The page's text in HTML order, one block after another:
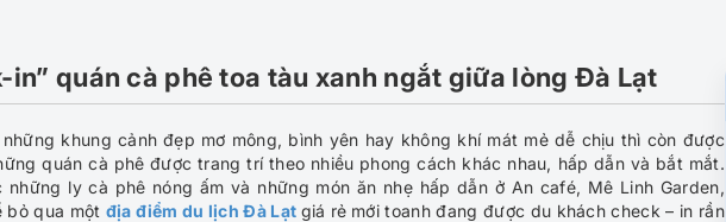
quán cà phê toa tàu xanh ngắt giữa lòng Đà Lạt
khung cảnh đẹp mơ mông, bình yên hay không khí mát mẻ dễ chịu thì còn được
quán cà phê được trang trí theo nhiều phong cách khác nhau, hấp dẫn và bắt mắt.
ly cà phê nóng ấm và những món ăn nhẹ hấp dẫn ở An café, Mê Linh Garden,
bỏ qua một địa điểm du lịch Đà Lạt giá rẻ mới toanh đang được du khách check – in rần